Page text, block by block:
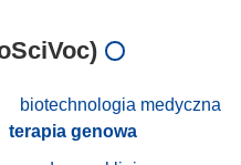
biotechnologia medyczna
terapia genowa